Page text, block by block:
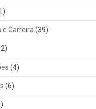
e Carreira (39)
(4)
(6)